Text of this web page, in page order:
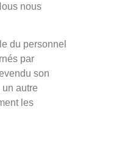
nous
du personnel
par
son
autre
les